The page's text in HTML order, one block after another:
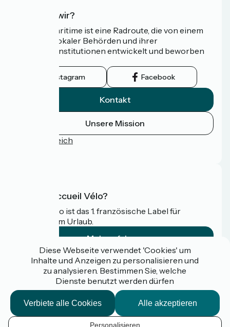
Wer sind wir?
Die Vélomaritime ist eine Radroute, die von einem
Netzwerk lokaler Behörden und ihrer
Tourismusinstitutionen entwickelt und beworben
Instagram Facebook
Kontakt
Unsere Mission
Pressebereich
Was ist Accueil Vélo?
Accueil Vélo ist das 1. französische Label für
Radfahrer im Urlaub.
Mehr erfahren
Gefördert im Rahmen von Destination France
Espace pro / presse
FAQ
Diese Webseite verwendet 'Cookies' um
Inhalte und Anzeigen zu personalisieren und
zu analysieren. Bestimmen Sie, welche
Dienste benutzt werden dürfen
Alle akzeptieren
Verbiete alle Cookies
Personalisieren